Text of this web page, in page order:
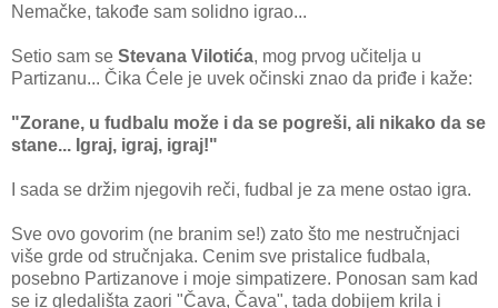
Nemačke, takođe sam solidno igrao...
Setio sam se Stevana Vilotića, mog prvog učitelja u
Partizanu... Čika Ćele je uvek očinski znao da priđe i kaže:
"Zorane, u fudbalu može i da se pogreši, ali nikako da se
stane... Igraj, igraj, igraj!"
I sada se držim njegovih reči, fudbal je za mene ostao igra.
Sve ovo govorim (ne branim se!) zato što me nestručnjaci
više grde od stručnjaka. Cenim sve pristalice fudbala,
posebno Partizanove i moje simpatizere. Ponosan sam kad
se iz gledališta zaori "Čava, Čava", tada dobijem krila i